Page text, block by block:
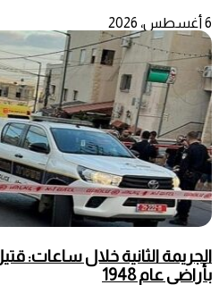
6 أغسطس، 2026
الجريمة الثانية خلال ساعات:
بأراضي عام 1948